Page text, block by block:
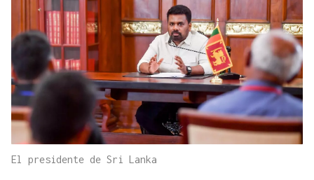
El presidente de Sri Lanka